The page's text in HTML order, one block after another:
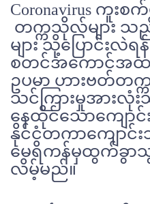
Coronavirus ကူးစ
တက္ကသိုလ်များ သ
များ သို့ပြောင်းလဲ
စတင်အကောင်အထ
ဥပမာ ဟားဗတ်တ
သင်ကြားမှုအားလုံး
နေထိုင်သောကျောင်း
နိုင်ငံတကာကျောင်
မေရိကန်မှထွက်ခွာသွ
လိမ့်မည်။